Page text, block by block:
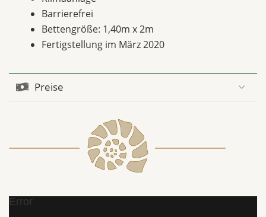
Barrierefrei
Bettengröße: 1,40m x 2m
Fertigstellung im März 2020
Preise
Error